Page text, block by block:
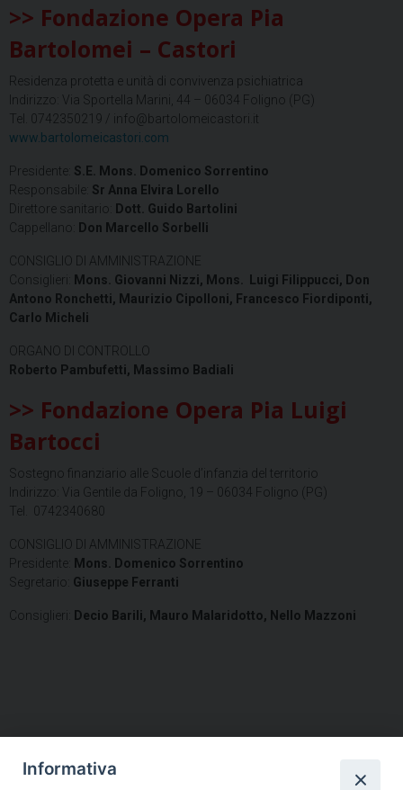
>> Fondazione Opera Pia
Bartolomei – Castori
Residenza protetta e unità di convivenza psichiatrica
Indirizzo: Via Sportella Marini, 44 – 06034 Foligno (PG)
Tel. 0742350219 / info@bartolomeicastori.it
www.bartolomeicastori.com
Presidente: S.E. Mons. Domenico Sorrentino
Responsabile: Sr Anna Elvira
Lorello
Direttore sanitario:
Dott. Guido Bartolini
Cappellano:
Don Marcello Sorbelli
CONSIGLIO DI AMMINISTRAZIONE
Consiglieri:
Mons. Giovanni Nizzi, Mons. Luigi Filippucci, Don
Antono Ronchetti, Maurizio Cipolloni, Francesco Fiordiponti,
Carlo Micheli
ORGANO DI CONTROLLO
Roberto Pambufetti, Massimo Badiali
>> Fondazione Opera Pia Luigi
Bartocci
Sostegno finanziario alle Scuole d’infanzia del territorio
Indirizzo: Via Gentile da Foligno, 19 – 06034 Foligno (PG)
Tel. 0742340680
CONSIGLIO DI AMMINISTRAZIONE
Presidente: Mons. Domenico Sorrentino
Segretario: Giuseppe Ferranti
Consiglieri: Decio Barili, Mauro Malaridotto, Nello Mazzoni
Informativa